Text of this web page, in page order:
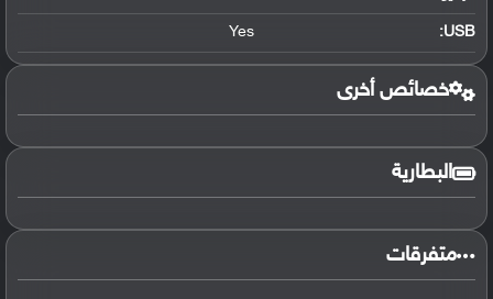
USB
:
Yes
خصائص أخرى
البطارية
متفرقات